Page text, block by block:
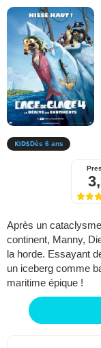
Dès 6 ans
Après un
continent, Manny,
la horde. Essayant
un iceberg comme
maritime épique !